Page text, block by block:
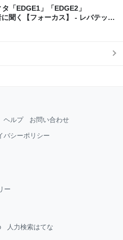
「EDGE1」「EDGE2」
聞く【フォーカス】 - レバテック
ヘルプ お問い合わせ
バシーポリシー
ー
人力検索はてな